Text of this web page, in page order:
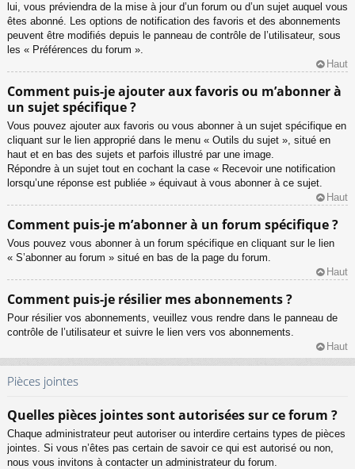
lui, vous préviendra de la mise à jour d’un forum ou d’un sujet auquel vous
êtes abonné. Les options de notification des favoris et des abonnements
peuvent être modifiés depuis le panneau de contrôle de l’utilisateur, sous
les « Préférences du forum ».
Haut
Comment puis-je ajouter aux favoris ou m’abonner à
un sujet spécifique ?
Vous pouvez ajouter aux favoris ou vous abonner à un sujet spécifique en
cliquant sur le lien approprié dans le menu « Outils du sujet », situé en
haut et en bas des sujets et parfois illustré par une image.
Répondre à un sujet tout en cochant la case « Recevoir une notification
lorsqu’une réponse est publiée » équivaut à vous abonner à ce sujet.
Haut
Comment puis-je m’abonner à un forum spécifique ?
Vous pouvez vous abonner à un forum spécifique en cliquant sur le lien
« S’abonner au forum » situé en bas de la page du forum.
Haut
Comment puis-je résilier mes abonnements ?
Pour résilier vos abonnements, veuillez vous rendre dans le panneau de
contrôle de l’utilisateur et suivre le lien vers vos abonnements.
Haut
Pièces jointes
Quelles pièces jointes sont autorisées sur ce forum ?
Chaque administrateur peut autoriser ou interdire certains types de pièces
jointes. Si vous n’êtes pas certain de savoir ce qui est autorisé ou non,
nous vous invitons à contacter un administrateur du forum.